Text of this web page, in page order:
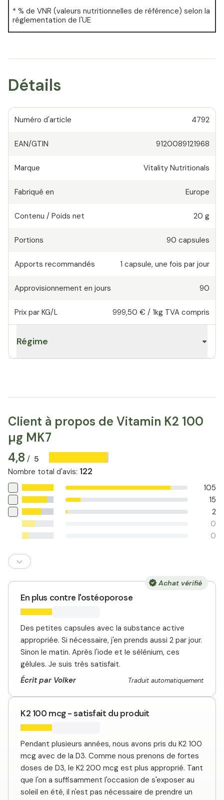
* % de VNR (valeurs nutritionnelles de référence) selon la
réglementation de l'UE
Détails
Numéro d'article 4792
EAN/GTIN 9120089121968
Marque Vitality Nutritionals
Fabriqué en Europe
Contenu / Poids net 20 g
Portions 90 capsules
Apports recommandés 1 capsule, une fois par jour
Approvisionnement en jours 90
Prix par KG/L 999,50 € / 1kg TVA compris
Régime
Client à propos de Vitamin K2 100
µg MK7
4,8 / 5
Nombre total d'avis: 122
105
15
2
0
0
Achat vérifié
En plus contre l'ostéoporose
Des petites capsules avec la substance active
appropriée. Si nécessaire, j'en prends aussi 2 par jour.
Sinon le matin. Après l'iode et le sélénium, ces
gélules. Je suis très satisfait.
Écrit par Volker
Traduit automatiquement
K2 100 mcg - satisfait du produit
Pendant plusieurs années, nous avons pris du K2 100
mcg avec de la D3. Comme nous prenons de fortes
doses de D3, le K2 200 mcg est plus approprié. Tant
que l'on a suffisamment l'occasion de s'exposer au
soleil en été, il n'est pas nécessaire de prendre un